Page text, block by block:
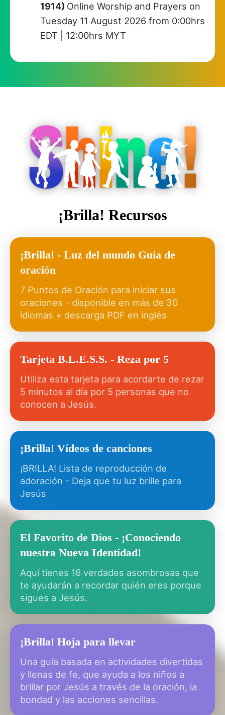
1914) Online Worship and Prayers on
Tuesday 11 August 2026 from 0:00hrs
EDT | 12:00hrs MYT
¡Brilla! Recursos
¡Brilla! - Luz del mundo Guía de
oración
7 Puntos de Oración para iniciar sus
oraciones - disponible en más de 30
idiomas + descarga PDF en inglés
Tarjeta B.L.E.S.S. - Reza por 5
Utiliza esta tarjeta para acordarte de rezar
5 minutos al día por 5 personas que no
conocen a Jesús.
¡Brilla! Vídeos de canciones
¡BRILLA! Lista de reproducción de
adoración - Deja que tu luz brille para
Jesús
El Favorito de Dios - ¡Conociendo
nuestra Nueva Identidad!
Aquí tienes 16 verdades asombrosas que
te ayudarán a recordar quién eres porque
sigues a Jesús.
¡Brilla! Hoja para llevar
Una guía basada en actividades divertidas
y llenas de fe, que ayuda a los niños a
brillar por Jesús a través de la oración, la
bondad y las acciones sencillas.